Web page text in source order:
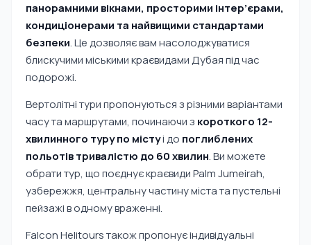
панорамними вікнами, просторими інтер’єрами,
кондиціонерами та найвищими стандартами
безпеки. Це дозволяє вам насолоджуватися
блискучими міськими краєвидами Дубая під час
подорожі.
Вертолітні тури пропонуються з різними варіантами
часу та маршрутами, починаючи з короткого 12-
хвилинного туру по містуі до поглиблених
польотів тривалістю до 60 хвилин. Ви можете
обрати тур, що поєднує краєвиди Palm Jumeirah,
узбережжя, центральну частину міста та пустельні
пейзажі в одному враженні.
Falcon Helitours також пропонує індивідуальні